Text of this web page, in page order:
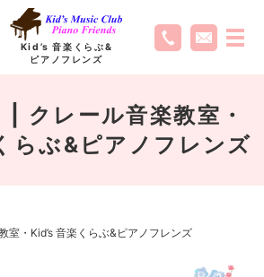
Kid’s 音楽くらぶ&
ピアノフレンズ
| クレール音楽教室・
らぶ&ピアノフレンズ
室・Kid’s 音楽くらぶ&ピアノフレンズ